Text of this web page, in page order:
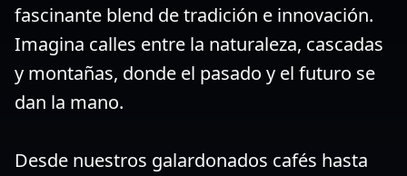
fascinante blend de tradición e innovación.
Imagina calles entre la naturaleza, cascadas
y montañas, donde el pasado y el futuro se
dan la mano.
Desde nuestros galardonados cafés hasta